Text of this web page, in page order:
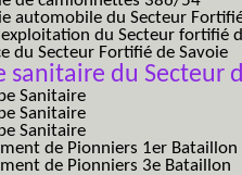
automobile du Secteur
du Secteur fortifié
du Secteur Fortifié de Savoie
sanitaire du Secteur
Sanitaire
Sanitaire
Sanitaire
de Pionniers 1er Bataillon
de Pionniers 3e Bataillon